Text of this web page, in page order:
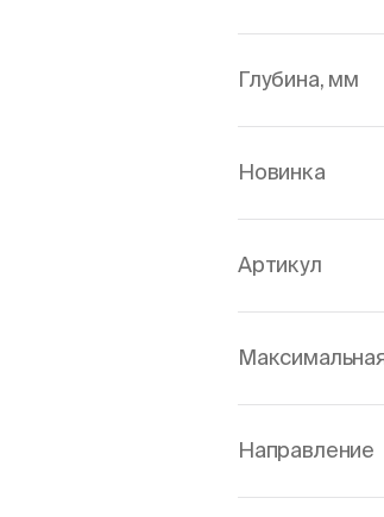
Глубина, мм
Новинка
Артикул
Направление